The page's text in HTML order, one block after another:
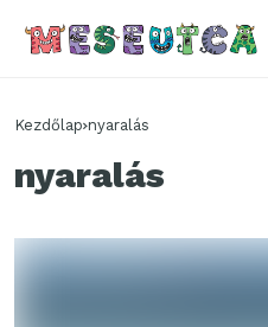
Kezdőlap nyaralás
nyaralás